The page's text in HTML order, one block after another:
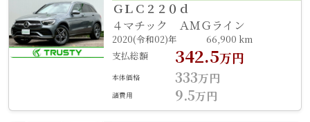
ＧＬＣ２２０ｄ
４マチック ＡＭＧライン
2020(令和02)年
66,900 km
支払総額
342.5万円
本体価格 333万円
諸費用 9.5万円